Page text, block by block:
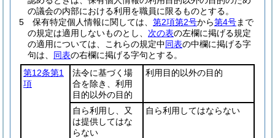
の議会の内部における利用を職員に限るものとする。
5
保有特定個人情報に関しては、 第2項第2号から第4号まで
の規定は適用しないものとし、 次の表の左欄に掲げる規定
の適用については、これらの規定中同表の中欄に掲げる字
句は、 同表の右欄に掲げる字句とする。
第12条第1
項
法令に基づく場
合を除き、利用
目的以外の目的
利用目的以外の目的
自ら利用し、又
は提供してはな
らない
自ら利用してはならない